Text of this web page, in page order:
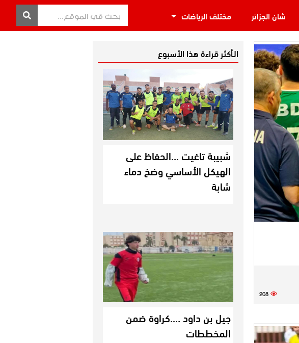
شان الجزائر مختلف الرياضات
208
الـأكثر قراءة هذا الأسبوع
شبيبة تاغيت …الحفاظ على
الهيكل الأساسي وضخ دماء
شابة
جيل بن داود ….كراوة ضمن
المخططات